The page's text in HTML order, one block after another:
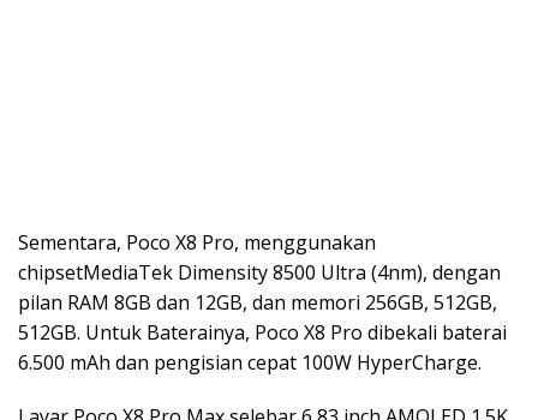
Sementara, Poco X8 Pro, menggunakan
chipsetMediaTek Dimensity 8500 Ultra (4nm), dengan
pilan RAM 8GB dan 12GB, dan memori 256GB, 512GB,
512GB. Untuk Baterainya, Poco X8 Pro dibekali baterai
6.500 mAh dan pengisian cepat 100W HyperCharge.